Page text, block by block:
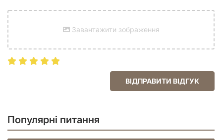
Завантажити зображення
ВІДПРАВИТИ ВІДГУК
Популярні питання